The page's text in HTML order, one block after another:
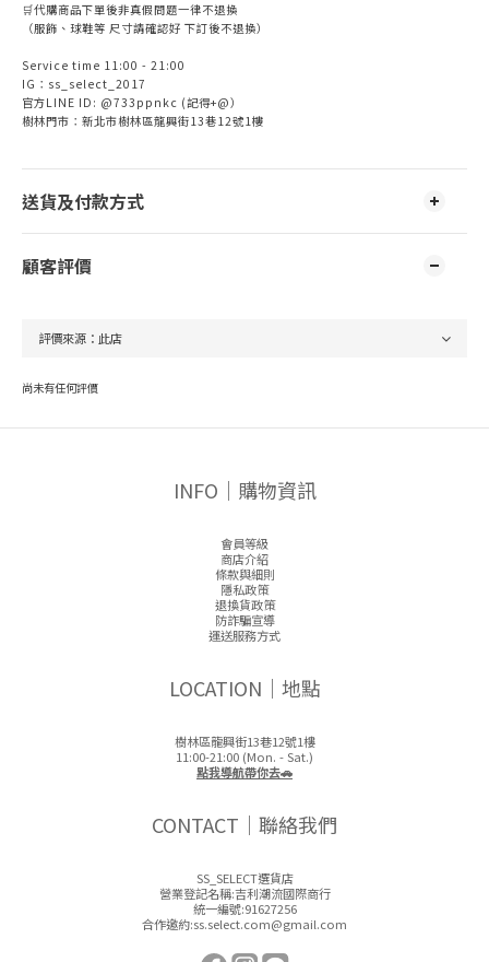
🛒代購商品下單後非真假問題一律不退換
（服飾、球鞋等 尺寸請確認好 下訂後不退換）
Service time 11:00 - 21:00
IG：ss_select_2017
官方LINE ID: @733ppnkc (記得+@）
樹林門市：新北市樹林區龍興街13巷12號1樓
送貨及付款方式
顧客評價
尚未有任何評價
INFO｜購物資訊
會員等級
商店介紹
條款與細則
隱私政策
退換貨政策
防詐騙宣導
運送服務方式
LOCATION｜地點
樹林區龍興街13巷12號1樓
11:00-21:00 (Mon. - Sat.)
點我導航帶你去🚗
CONTACT｜聯絡我們
SS_SELECT選貨店
營業登記名稱:吉利潮流國際商行
統一編號:91627256
合作邀約:ss.select.com@gmail.com